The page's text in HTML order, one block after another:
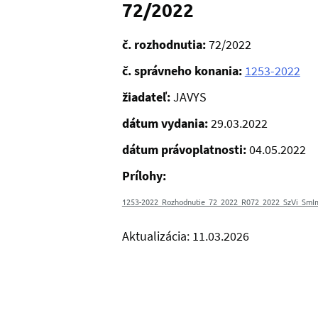
72/2022
č. rozhodnutia:72/2022
č. správneho konania: 1253-2022
žiadateľ:JAVYS
dátum vydania:29.03.2022
dátum právoplatnosti:04.05.2022
Prílohy:
1253-
Aktualizácia: 11.03.2026